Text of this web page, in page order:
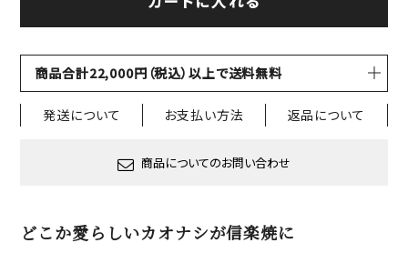
商品合計22,000円（税込）以上で送料無料
発送について お支払い方法 返品について
商品についてのお問い合わせ
どこか愛らしいカオナシが信楽焼に